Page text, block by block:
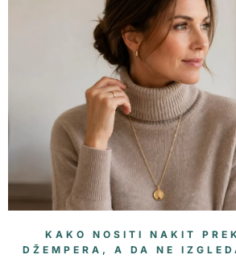
KAKO NOSITI NAKIT
DŽEMPERA, A DA NE